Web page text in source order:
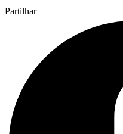
Partilhar